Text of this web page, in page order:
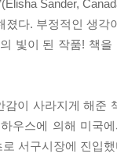
’의 세상에서 ‘있
들도 다 Having을
했다. “네, Having
일부처럼 실천하
Sander,
다. 부정적인 생각
빛이 된 작품! 책
이 사라지게 해준
우스에 의해 미국
서구시장에 진입